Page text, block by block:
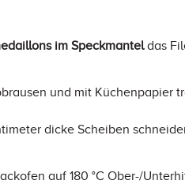
im Speckmanteldas
und mit Küchenpapier
dicke Scheiben
auf 180 °C Ober-/